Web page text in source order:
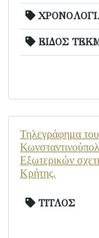
ΕΙΔΟΣ
Τηλεγράφημα
Εξωτερικών
Κρήτης.
ΤΙΤΛΟΣ